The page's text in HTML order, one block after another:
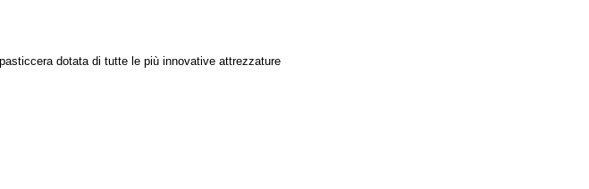
dotata di tutte le più innovative attrezzature